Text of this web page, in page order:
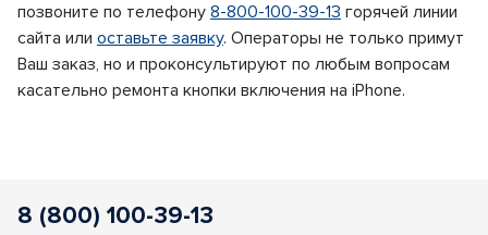
позвоните по телефону 8-800-100-39-13 горячей линии
сайта или оставьте заявку. Операторы не только примут
Ваш заказ, но и проконсультируют по любым вопросам
касательно ремонта кнопки включения на iPhone.
8 (800) 100-39-13